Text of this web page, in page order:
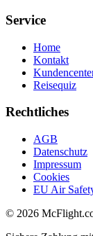
Service
Home
Kontakt
Reisequiz
Rechtliches
AGB
Datenschutz
Impressum
Cookies
EU Air
© 2026